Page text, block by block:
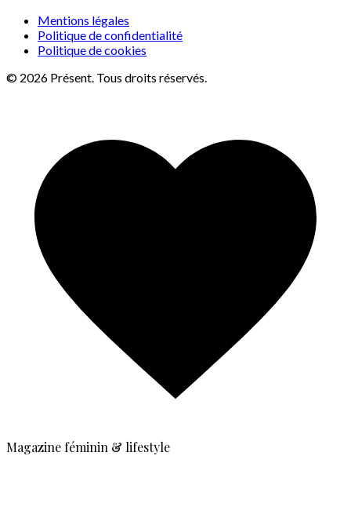
Mentions légales
Politique de confidentialité
Politique de cookies
© 2026 Présent. Tous droits réservés.
Magazine féminin & lifestyle